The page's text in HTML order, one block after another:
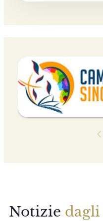
Notizie